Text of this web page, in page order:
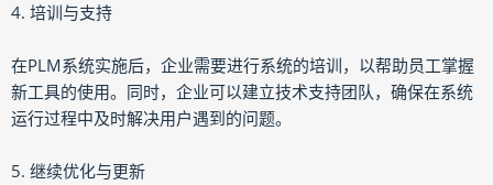
4. 培训与支持
在PLM系统实施后，企业需要进行系统的培训，以帮助员工掌握
新工具的使用。同时，企业可以建立技术支持团队，确保在系统
运行过程中及时解决用户遇到的问题。
5. 继续优化与更新